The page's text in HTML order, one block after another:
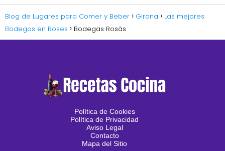
Blog de Lugares para Comer y Beber Girona
Las mejores
Bodegas en Roses
Bodegas Rosàs
Política de Cookies
Política de Privacidad
Aviso Legal
Contacto
Mapa del Sitio